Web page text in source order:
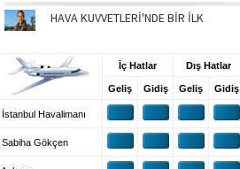
HAVA KUVVETLERİ'NDE BİR İLK
İç Hatlar Dış Hatlar
Geliş Gidiş Geliş Gidiş
İstanbul Havalimanı
Sabiha Gökçen